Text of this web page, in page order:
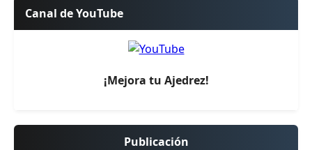
Canal de YouTube
¡Mejora tu Ajedrez!
Publicación